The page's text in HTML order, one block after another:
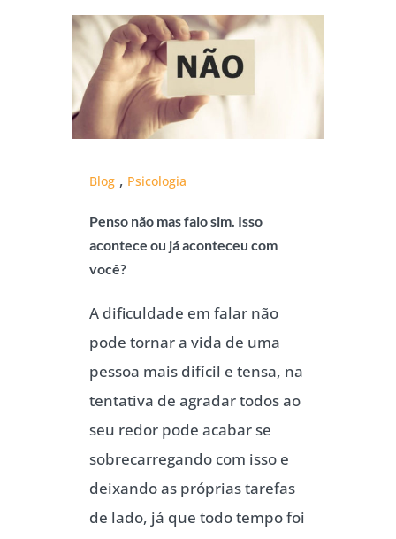
Blog , Psicologia
Penso não mas falo sim. Isso
acontece ou já aconteceu com
você?
A dificuldade em falar não
pode tornar a vida de uma
pessoa mais difícil e tensa, na
tentativa de agradar todos ao
seu redor pode acabar se
sobrecarregando com isso e
deixando as próprias tarefas
de lado, já que todo tempo foi